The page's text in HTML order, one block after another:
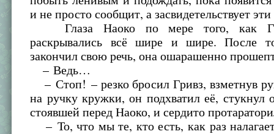
и не просто сообщит, а засвидетельствует
Глаза Наоко по мере того, как
раскрывались всё шире и шире. После
закончил свою речь, она ошарашенно
– Ведь…
– Стоп! – резко бросил Гривз, взметнув
на ручку кружки, он подхватил её, стукнул
стоявшей перед Наоко, и сердито
– То, что мы те, кто есть, как раз налагает